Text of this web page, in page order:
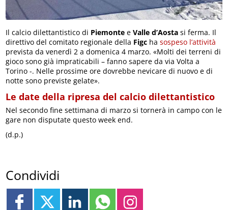
Il calcio dilettantistico di Piemonte eValle d’Aosta si ferma. Il
direttivo del comitato regionale della Figc hasospeso l’attività
prevista da venerdì 2 a domenica 4 marzo. «Molti dei terreni di
gioco sono già impraticabili – fanno sapere da via Volta a
Torino -. Nelle prossime ore dovrebbe nevicare di nuovo e di
notte sono previste gelate».
Le date della ripresa del calcio dilettantistico
Nel secondo fine settimana di marzo si tornerà in campo con le
gare non disputate questo week end.
(d.p.)
Condividi